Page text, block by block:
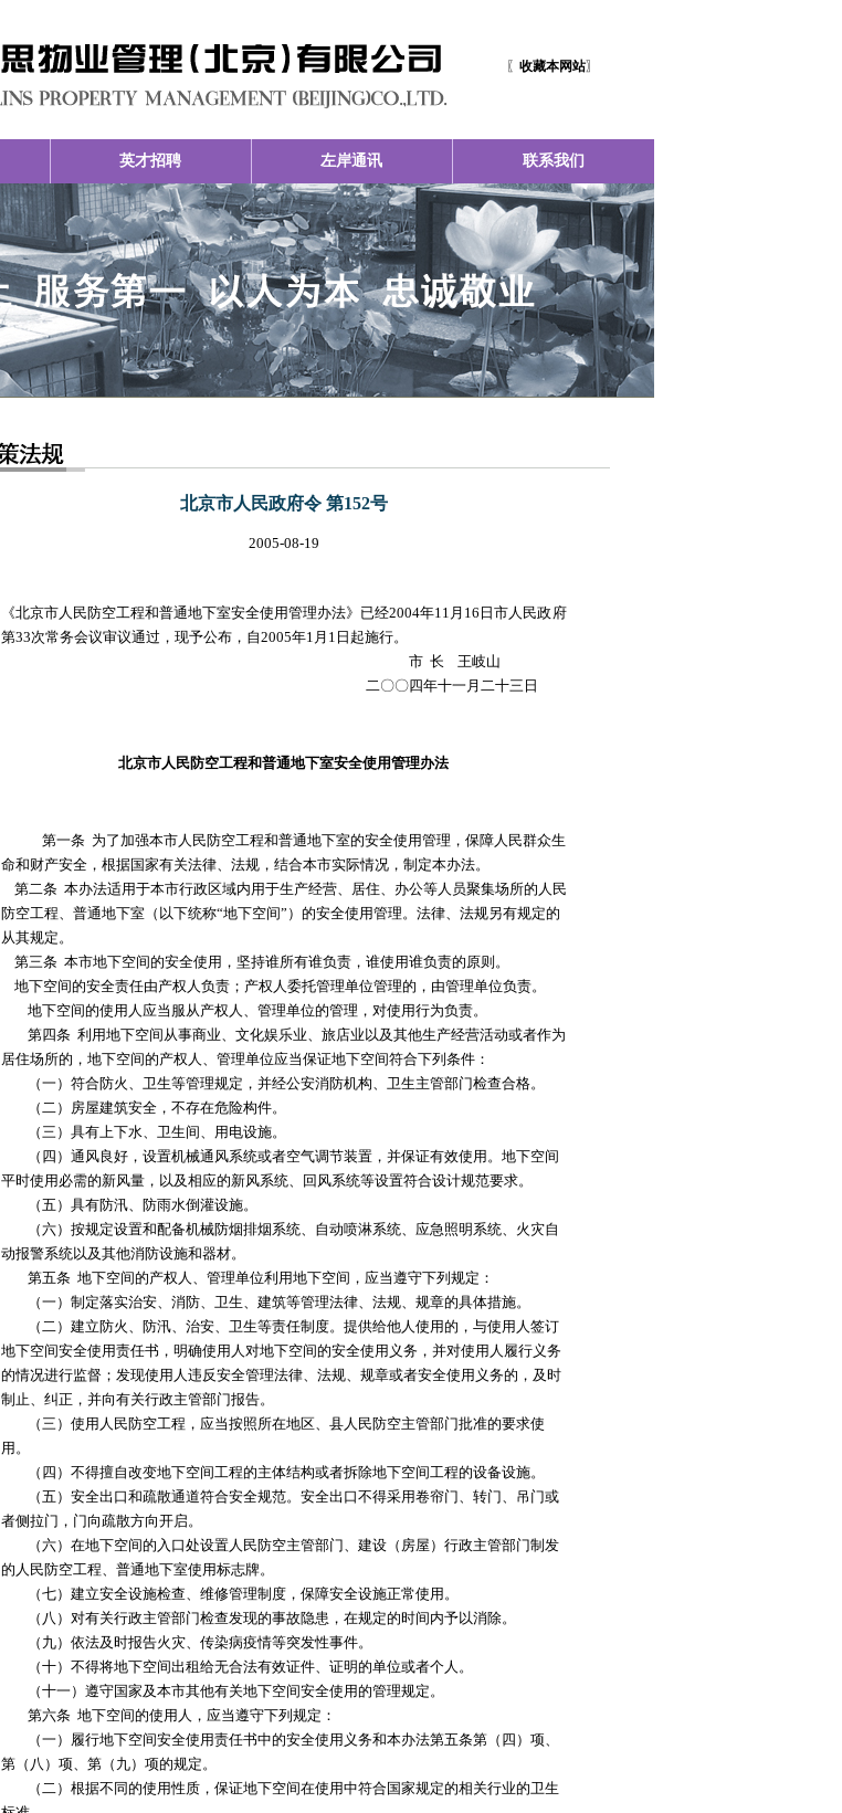
〖 收藏本网站〗
英才招聘 左岸通讯 联系我们
北京市人民政府令 第152号
2005-08-19
《北京市人民防空工程和普通地下室安全使用管理办法》已经2004年11月16日市人民政府
第33次常务会议审议通过，现予公布，自2005年1月1日起施行。
市 长 王岐山
二〇〇四年十一月二十三日
北京市人民防空工程和普通地下室安全使用管理办法
第一条 为了加强本市人民防空工程和普通地下室的安全使用管理，保障人民群众生
命和财产安全，根据国家有关法律、法规，结合本市实际情况，制定本办法。
第二条 本办法适用于本市行政区域内用于生产经营、居住、办公等人员聚集场所的人民
防空工程、普通地下室（以下统称“地下空间”）的安全使用管理。法律、法规另有规定的
从其规定。
第三条 本市地下空间的安全使用，坚持谁所有谁负责，谁使用谁负责的原则。
地下空间的安全责任由产权人负责；产权人委托管理单位管理的，由管理单位负责。
地下空间的使用人应当服从产权人、管理单位的管理，对使用行为负责。
第四条 利用地下空间从事商业、文化娱乐业、旅店业以及其他生产经营活动或者作为
居住场所的，地下空间的产权人、管理单位应当保证地下空间符合下列条件：
（一）符合防火、卫生等管理规定，并经公安消防机构、卫生主管部门检查合格。
（二）房屋建筑安全，不存在危险构件。
（三）具有上下水、卫生间、用电设施。
（四）通风良好，设置机械通风系统或者空气调节装置，并保证有效使用。地下空间
平时使用必需的新风量，以及相应的新风系统、回风系统等设置符合设计规范要求。
（五）具有防汛、防雨水倒灌设施。
（六）按规定设置和配备机械防烟排烟系统、自动喷淋系统、应急照明系统、火灾自
动报警系统以及其他消防设施和器材。
第五条 地下空间的产权人、管理单位利用地下空间，应当遵守下列规定：
（一）制定落实治安、消防、卫生、建筑等管理法律、法规、规章的具体措施。
（二）建立防火、防汛、治安、卫生等责任制度。提供给他人使用的，与使用人签订
地下空间安全使用责任书，明确使用人对地下空间的安全使用义务，并对使用人履行义务
的情况进行监督；发现使用人违反安全管理法律、法规、规章或者安全使用义务的，及时
制止、纠正，并向有关行政主管部门报告。
（三）使用人民防空工程，应当按照所在地区、县人民防空主管部门批准的要求使
用。
（四）不得擅自改变地下空间工程的主体结构或者拆除地下空间工程的设备设施。
（五）安全出口和疏散通道符合安全规范。安全出口不得采用卷帘门、转门、吊门或
者侧拉门，门向疏散方向开启。
（六）在地下空间的入口处设置人民防空主管部门、建设（房屋）行政主管部门制发
的人民防空工程、普通地下室使用标志牌。
（七）建立安全设施检查、维修管理制度，保障安全设施正常使用。
（八）对有关行政主管部门检查发现的事故隐患，在规定的时间内予以消除。
（九）依法及时报告火灾、传染病疫情等突发性事件。
（十）不得将地下空间出租给无合法有效证件、证明的单位或者个人。
（十一）遵守国家及本市其他有关地下空间安全使用的管理规定。
第六条 地下空间的使用人，应当遵守下列规定：
（一）履行地下空间安全使用责任书中的安全使用义务和本办法第五条第（四）项、
第（八）项、第（九）项的规定。
（二）根据不同的使用性质，保证地下空间在使用中符合国家规定的相关行业的卫生